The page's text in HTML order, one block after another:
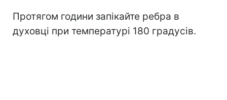
Протягом години запікайте ребра в
духовці при температурі 180 градусів.